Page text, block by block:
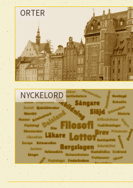
ORTER
NYCKELORD